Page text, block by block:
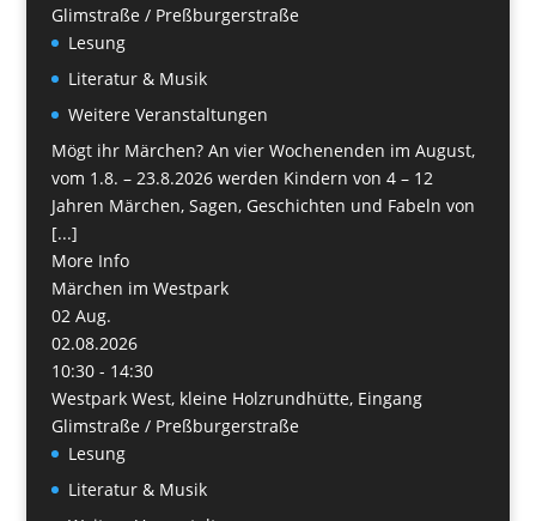
Glimstraße / Preßburgerstraße
Lesung
Literatur & Musik
Weitere Veranstaltungen
Mögt ihr Märchen? An vier Wochenenden im August,
vom 1.8. – 23.8.2026 werden Kindern von 4 – 12
Jahren Märchen, Sagen, Geschichten und Fabeln von
[...]
More Info
Märchen im Westpark
02 Aug.
02.08.2026
10:30 - 14:30
Westpark West, kleine Holzrundhütte, Eingang
Glimstraße / Preßburgerstraße
Lesung
Literatur & Musik